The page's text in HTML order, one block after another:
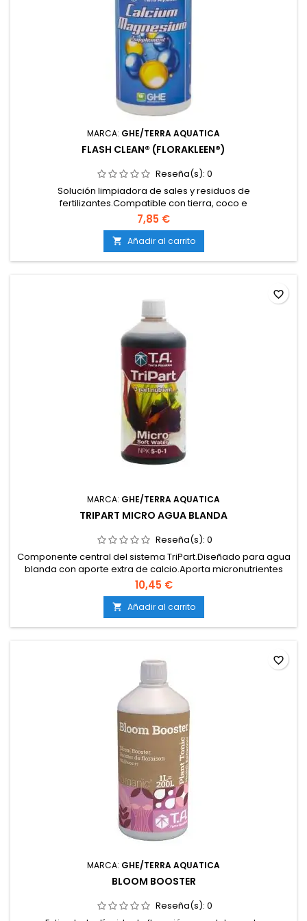
MARCA: GHE/TERRA AQUATICA
FLASH CLEAN® (FLORAKLEEN®)
Reseña(s): 0
Solución limpiadora de sales y residuos de
fertilizantes.Compatible con tierra, coco e
hidroponía.Respeta la vida microbiana beneficiosa del
sustrato.Ideal para limpieza durante el cultivo y lavado final
pre-cosecha.Totalmente soluble y de fácil aplicación.
7,85 €
 Añadir al carrito
MARCA: GHE/TERRA AQUATICA
TRIPART MICRO AGUA BLANDA
Reseña(s): 0
Componente central del sistema TriPart.Diseñado para agua
blanda con aporte extra de calcio.Aporta micronutrientes
esenciales quelatados.Estabiliza el pH y evita bloqueos
nutricionales.Compatible con tierra, coco e hidroponía.
10,45 €
 Añadir al carrito
favorite_border
MARCA: GHE/TERRA AQUATICA
BLOOM BOOSTER
Reseña(s): 0
favorite_border